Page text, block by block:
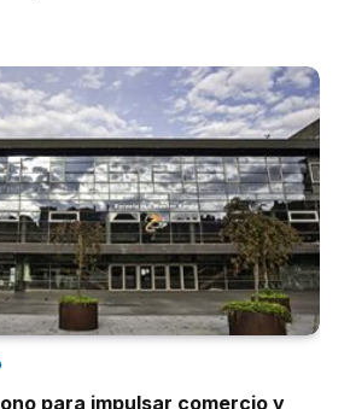
para impulsar comercio y